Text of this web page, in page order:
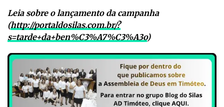
Leia sobre o lançamento da campanha
(http://portaldosilas.com.br/?
s=tarde+da+ben%C3%A7%C3%A3o)